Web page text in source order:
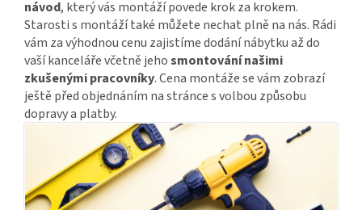
návod, který vás montáží povede krok za krokem.
Starosti s montáží také můžete nechat plně na nás. Rádi
vám za výhodnou cenu zajistíme dodání nábytku až do
vaší kanceláře včetně jehosmontování našimi
zkušenými pracovníky. Cena montáže se vám zobrazí
ještě před objednáním na stránce s volbou způsobu
dopravy a platby.